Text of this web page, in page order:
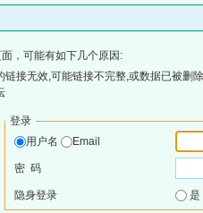
，可能有如下几个原因:
接无效,可能链接不完整,或数据已被删
登录
用户名
Email
密 码
隐身登录